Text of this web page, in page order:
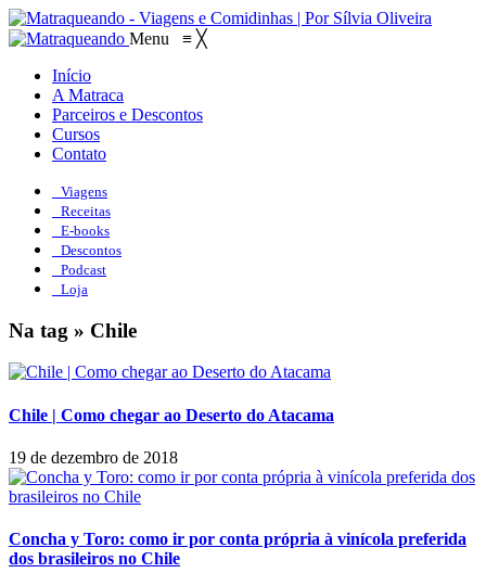
Menu ≡ ╳
Início
A Matraca
Parceiros e Descontos
Cursos
Contato
Viagens
Receitas
E-books
Descontos
Podcast
Loja
Na tag » Chile
Chile | Como chegar ao Deserto do Atacama
19 de dezembro de 2018
Concha y Toro: como ir por conta própria à vinícola preferida
dos brasileiros no Chile